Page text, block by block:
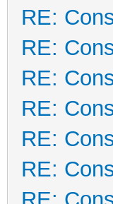
RE:
RE:
RE:
RE:
RE:
RE: